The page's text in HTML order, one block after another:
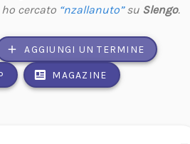
cercato “nzallanuto”su Slengo.
AGGIUNGI UN TERMINE
MAGAZINE